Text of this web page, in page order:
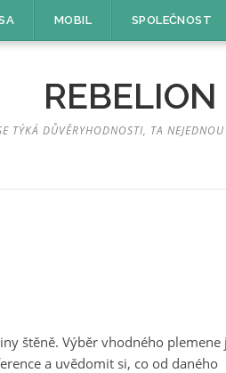
MOBIL SPOLEČNOST
REBELION
TÝKÁ DŮVĚRYHODNOSTI, TA
štěně. Výběr vhodného plemene
a uvědomit si, co od daného